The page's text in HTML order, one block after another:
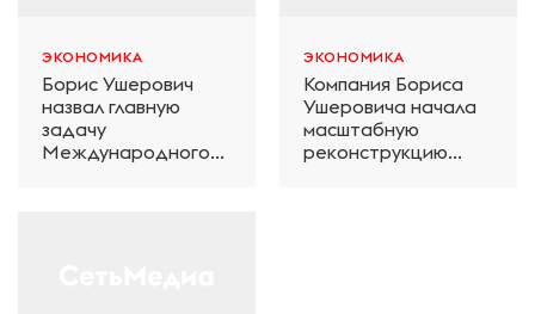
ЭКОНОМИКА
Борис Ушерович
назвал главную
задачу
Международного
ЭКОНОМИКА
Компания Бориса
Ушеровича начала
масштабную
реконструкцию